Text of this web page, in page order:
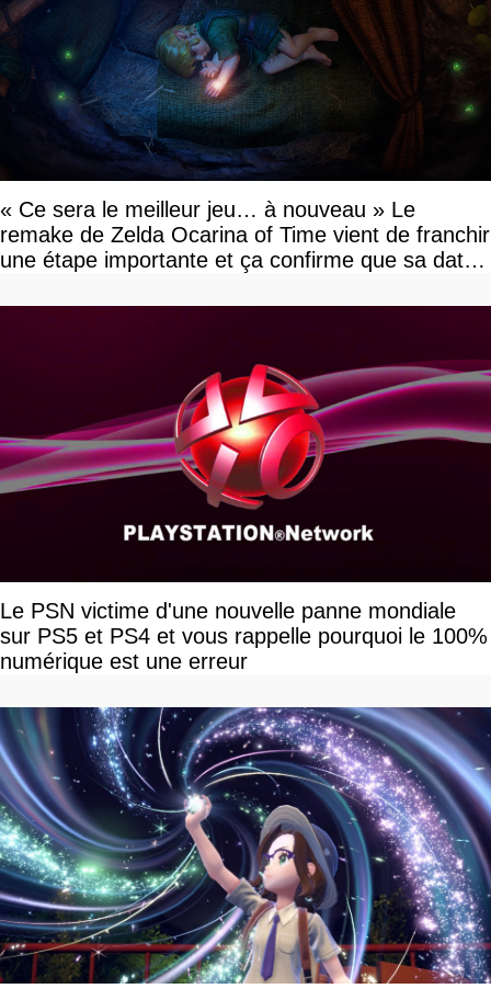
« Ce sera le meilleur jeu… à nouveau » Le
remake de Zelda Ocarina of Time vient de franchir
une étape importante et ça confirme que sa date
Le PSN victime d'une nouvelle panne mondiale
sur PS5 et PS4 et vous rappelle pourquoi le 100%
numérique est une erreur